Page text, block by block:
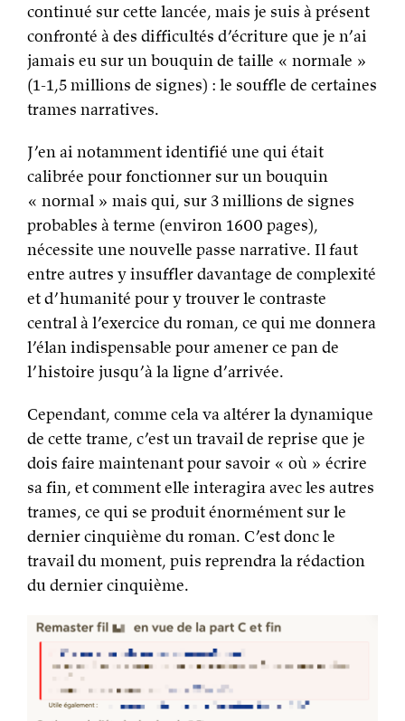
continué sur cette lancée, mais je suis à présent
confronté à des difficultés d’écriture que je n’ai
jamais eu sur un bouquin de taille « normale »
(1-1,5 millions de signes) : le souffle de certaines
trames narratives.
J’en ai notamment identifié une qui était
calibrée pour fonctionner sur un bouquin
« normal » mais qui, sur 3 millions de signes
probables à terme (environ 1600 pages),
nécessite une nouvelle passe narrative. Il faut
entre autres y insuffler davantage de complexité
et d’humanité pour y trouver le contraste
central à l’exercice du roman, ce qui me donnera
l’élan indispensable pour amener ce pan de
l’histoire jusqu’à la ligne d’arrivée.
Cependant, comme cela va altérer la dynamique
de cette trame, c’est un travail de reprise que je
dois faire maintenant pour savoir « où » écrire
sa fin, et comment elle interagira avec les autres
trames, ce qui se produit énormément sur le
dernier cinquième du roman. C’est donc le
travail du moment, puis reprendra la rédaction
du dernier cinquième.